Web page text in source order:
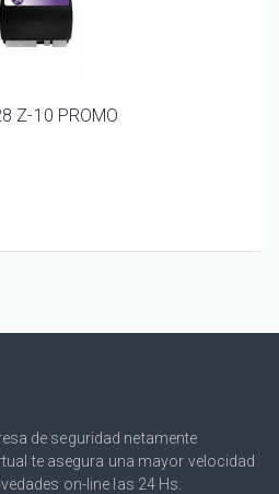
Z-10 PROMO
de seguridad netamente
te asegura una mayor velocidad
on-line las 24 Hs.